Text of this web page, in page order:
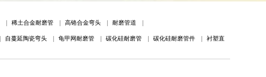
稀土合金耐磨管 高铬合金弯头 耐磨管道
自蔓延陶瓷弯头 龟甲网耐磨管 碳化硅耐磨管 碳化硅耐磨管件
衬塑直